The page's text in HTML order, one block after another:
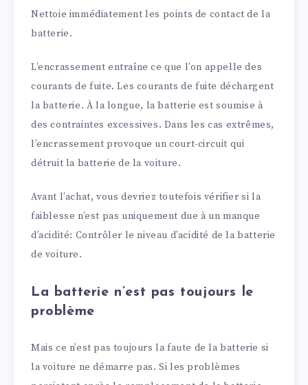
Nettoie immédiatement les points de contact de la
batterie.
L’encrassement entraîne ce que l’on appelle des
courants de fuite. Les courants de fuite déchargent
la batterie. À la longue, la batterie est soumise à
des contraintes excessives. Dans les cas extrêmes,
l’encrassement provoque un court-circuit qui
détruit la batterie de la voiture.
Avant l’achat, vous devriez toutefois vérifier si la
faiblesse n’est pas uniquement due à un manque
d’acidité: Contrôler le niveau d’acidité de la batterie
de voiture.
La batterie n’est pas toujours le
problème
Mais ce n’est pas toujours la faute de la batterie si
la voiture ne démarre pas. Si les problèmes